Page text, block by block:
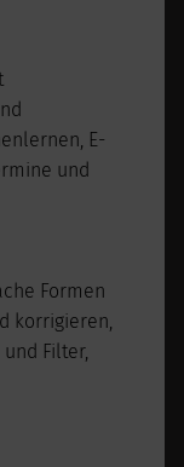
E-
und
Formen
korrigieren,
Filter,